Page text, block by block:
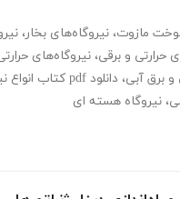
مازوت، نیروگاه‌های بخار،
حرارتی و برقی، نیروگاه‌های
و برق آبی، دانلود pdf کتاب انواع نیروگاه‌های حرارتی و برقی
، نیروگاه هسته ای